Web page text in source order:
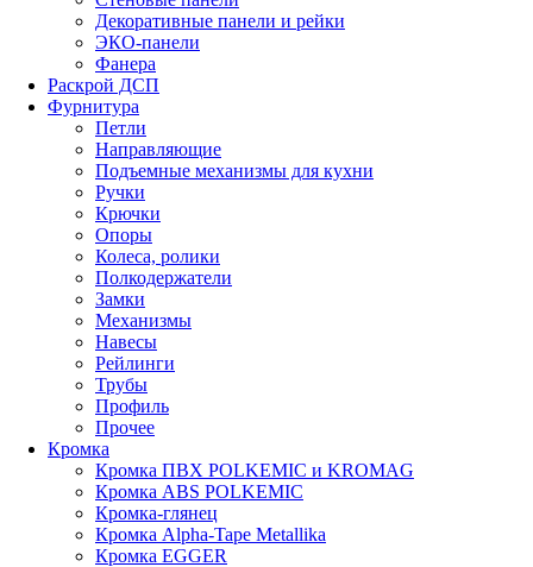
Декоративные панели и рейки
ЭКО-панели
Фанера
Раскрой ДСП
Фурнитура
Петли
Направляющие
Подъемные механизмы для кухни
Ручки
Крючки
Опоры
Колеса, ролики
Полкодержатели
Замки
Механизмы
Навесы
Рейлинги
Трубы
Профиль
Прочее
Кромка
Кромка ПВХ POLKEMIC и KROMAG
Кромка ABS POLKEMIС
Кромка-глянец
Кромка Alpha-Tape Metallika
Кромка EGGER